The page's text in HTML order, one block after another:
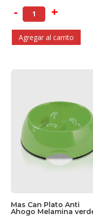
- +
Agregar al carrito
Mas Can Plato Anti
Ahogo Melamina